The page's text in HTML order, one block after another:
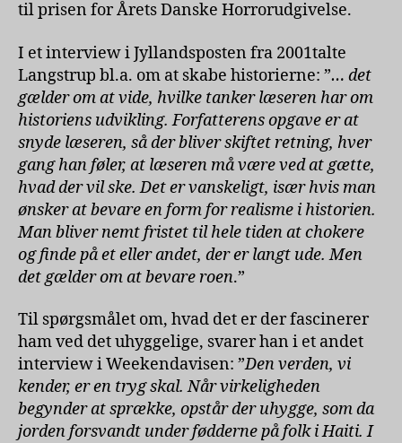
til prisen for Årets Danske Horrorudgivelse.
I et interview i Jyllandsposten fra 2001talte
Langstrup bl.a. om at skabe historierne: ”… det
gælder om at vide, hvilke tanker læseren har om
historiens udvikling. Forfatterens opgave er at
snyde læseren, så der bliver skiftet retning, hver
gang han føler, at læseren må være ved at gætte,
hvad der vil ske. Det er vanskeligt, især hvis man
ønsker at bevare en form for realisme i historien.
Man bliver nemt fristet til hele tiden at chokere
og finde på et eller andet, der er langt ude. Men
det gælder om at bevare roen.”
Til spørgsmålet om, hvad det er der fascinerer
ham ved det uhyggelige, svarer han i et andet
interview i Weekendavisen: ”Den verden, vi
kender, er en tryg skal. Når virkeligheden
begynder at sprække, opstår der uhygge, som da
jorden forsvandt under fødderne på folk i Haiti. I